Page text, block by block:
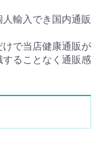
輸入でき国内通販
で当店健康通販が
ることなく通販感